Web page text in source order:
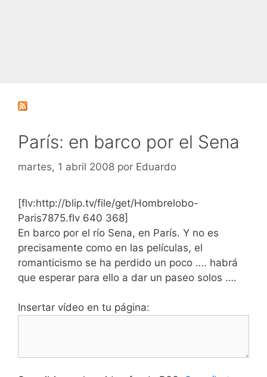
París: en barco por el Sena
martes, 1 abril 2008 por Eduardo
[flv:http://blip.tv/file/get/Hombrelobo-
Paris7875.flv 640 368]
En barco por el río Sena, en París. Y no es
precisamente como en las películas, el
romanticismo se ha perdido un poco …. habrá
que esperar para ello a dar un paseo solos ….
Insertar vídeo en tu página: